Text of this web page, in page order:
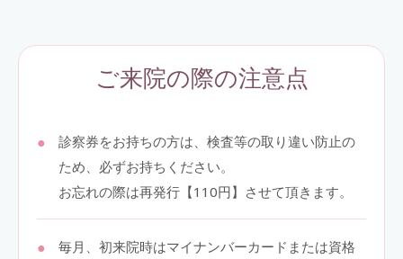
ご来院の際の注意点
診察券をお持ちの方は、検査等の取り違い防止の
ため、必ずお持ちください。
お忘れの際は再発行【110円】させて頂きます。
毎月、初来院時はマイナンバーカードまたは資格